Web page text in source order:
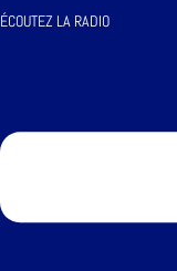
ÉCOUTEZ LA RADIO